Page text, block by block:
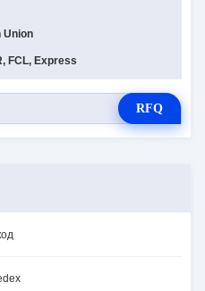
Union
FCL, Express
RFQ